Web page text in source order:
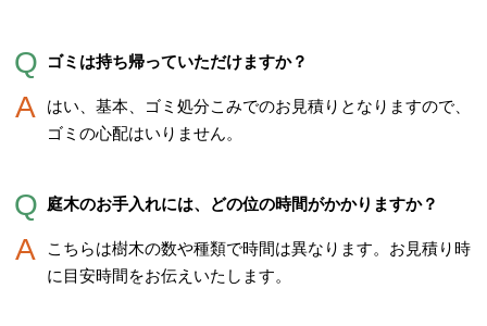
ゴミは持ち帰っていただけますか？
はい、基本、ゴミ処分こみでのお見積りとなりますので、
ゴミの心配はいりません。
庭木のお手入れには、どの位の時間がかかりますか？
こちらは樹木の数や種類で時間は異なります。お見積り時
に目安時間をお伝えいたします。